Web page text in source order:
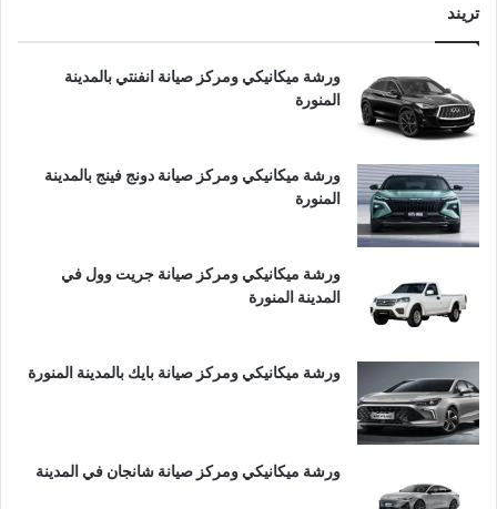
تريند
ورشة ميكانيكي ومركز صيانة انفنتي بالمدينة
المنورة
ورشة ميكانيكي ومركز صيانة دونج فينج بالمدينة
المنورة
ورشة ميكانيكي ومركز صيانة جريت وول في
المدينة المنورة
ورشة ميكانيكي ومركز صيانة بايك بالمدينة المنورة
ورشة ميكانيكي ومركز صيانة شانجان في المدينة